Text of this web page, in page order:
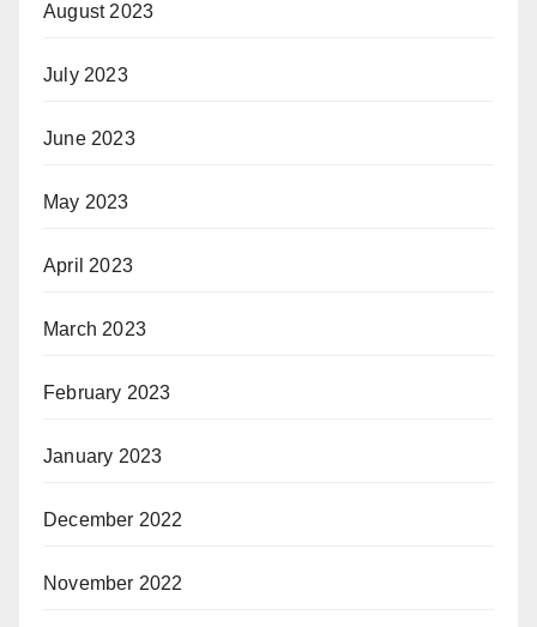
August 2023
July 2023
June 2023
May 2023
April 2023
March 2023
February 2023
January 2023
December 2022
November 2022